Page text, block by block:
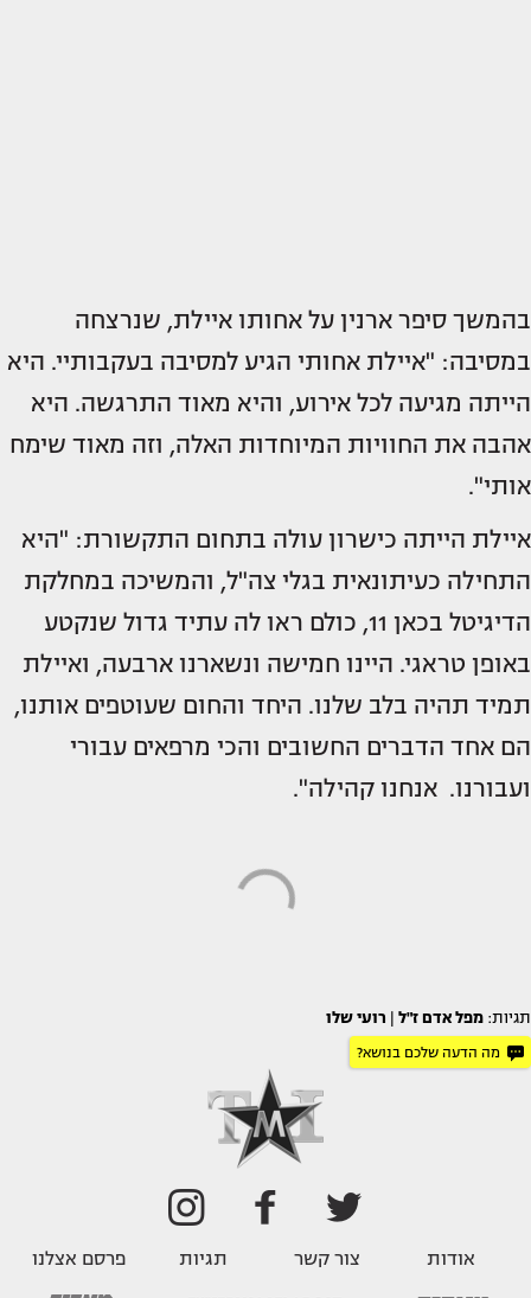
בהמשך סיפר ארנין על אחותו איילת, שנרצחה
במסיבה: "איילת אחותי הגיע למסיבה בעקבותיי. היא
הייתה מגיעה לכל אירוע, והיא מאוד התרגשה. היא
אהבה את החוויות המיוחדות האלה, וזה מאוד שימח
אותי".
איילת הייתה כישרון עולה בתחום התקשורת: "היא
התחילה כעיתונאית בגלי צה"ל, והמשיכה במחלקת
הדיגיטל בכאן 11, כולם ראו לה עתיד גדול שנקטע
באופן טראגי. היינו חמישה ונשארנו ארבעה, ואיילת
תמיד תהיה בלב שלנו. היחד והחום שעוטפים אותנו,
הם אחד הדברים החשובים והכי מרפאים עבורי
ועבורנו. אנחנו קהילה".
תגיות: מפל אדם ז"ל רועי שלו
מה הדעה שלכם בנושא?
אודות צור קשר תגיות פרסם אצלנו